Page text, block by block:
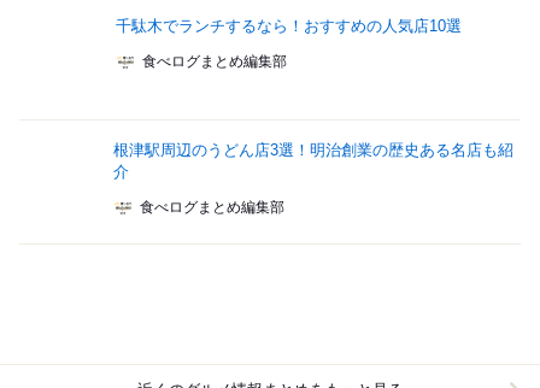
千駄木でランチするなら！おすすめの人気店10選
食べログまとめ編集部
根津駅周辺のうどん店3選！明治創業の歴史ある名店も紹
介
食べログまとめ編集部